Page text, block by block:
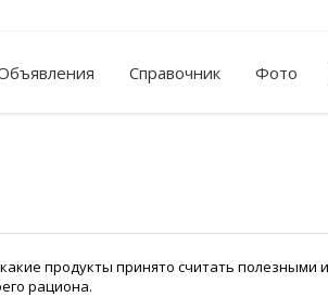
Справочник Фото
продукты принято считать полезными
рациона.